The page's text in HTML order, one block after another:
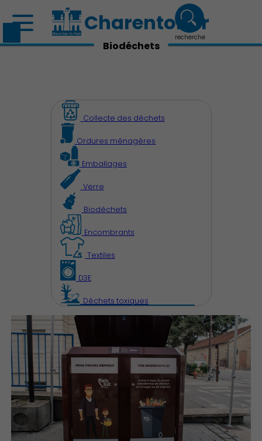
Découvrir Charenton
Démocratie locale
Charenton.fr
recherche
Biodéchets
Collecte des déchets
Ordures ménagères
Emballages
Verre
Biodéchets
Encombrants
Textiles
D3E
Déchets toxiques